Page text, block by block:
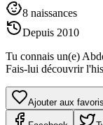
8 naissances
Depuis 2010
Tu connais un(e)
Fais-lui découvrir
Ajouter aux favoris